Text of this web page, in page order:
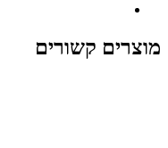
מוצרים קשורים